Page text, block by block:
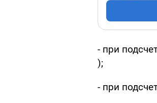
- при
);
- при